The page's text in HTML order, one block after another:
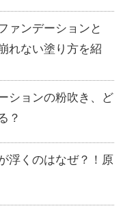
ァンデーションと
れない塗り方を紹
ションの粉吹き、ど
？
浮くのはなぜ？！原